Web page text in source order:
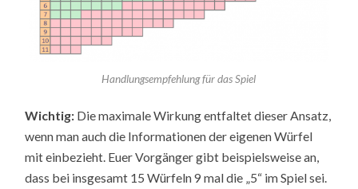
Handlungsempfehlung für das Spiel
Wichtig: Die maximale Wirkung entfaltet dieser Ansatz,
wenn man auch die Informationen der eigenen Würfel
mit einbezieht. Euer Vorgänger gibt beispielsweise an,
dass bei insgesamt 15 Würfeln 9 mal die „5“ im Spiel sei.